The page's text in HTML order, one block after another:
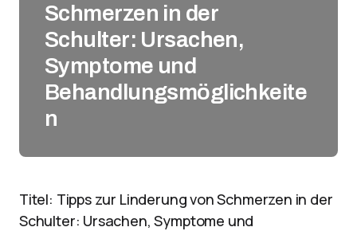
Schmerzen in der
Schulter: Ursachen,
Symptome und
Behandlungsmöglichkeite
n
Titel: Tipps zur Linderung von Schmerzen in der
Schulter: Ursachen, Symptome und